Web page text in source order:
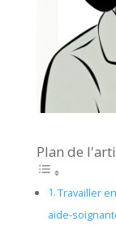
Plan de
Travailler
aide-